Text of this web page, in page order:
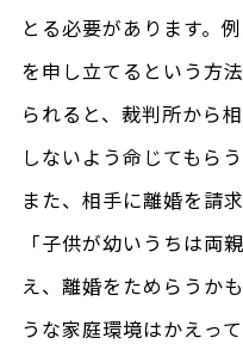
とる必要があります。
を申し立てるという方
られると、裁判所から
しないよう命じてもら
また、相手に離婚を請
「子供が幼いうちは両
え、離婚をためらうか
うな家庭環境はかえっ